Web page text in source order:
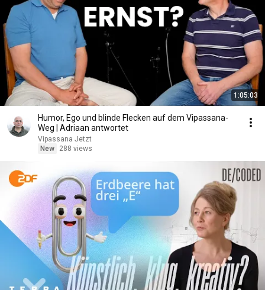
1:05:03
Humor, Ego und blinde Flecken auf dem Vipassana-
Weg | Adriaan antwortet
Vipassana Jetzt
New
288 views